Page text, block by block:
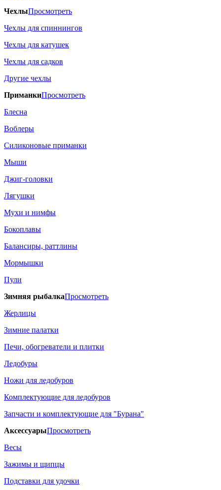
ЧехлыПросмотреть
Чехлы для спиннингов
Чехлы для катушек
Чехлы для садков
Другие чехлы
ПриманкиПросмотреть
Блесна
Воблеры
Силиконовые приманки
Мыши
Джиг-головки
Лягушки
Мухи и нимфы
Бокоплавы
Балансиры, раттлины
Мормышки
Пули
Зимняя рыбалкаПросмотреть
Жерлицы
Зимние палатки
Печи, обогреватели и плитки
Ледобуры
Ножи для ледобуров
Комплектующие для ледобуров
Запчасти и комплектующие для "Бурана"
АксессуарыПросмотреть
Весы
Зажимы и щипцы
Подставки для удочки